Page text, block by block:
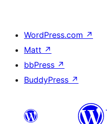
WordPress.com ↗
Matt ↗
bbPress ↗
BuddyPress ↗